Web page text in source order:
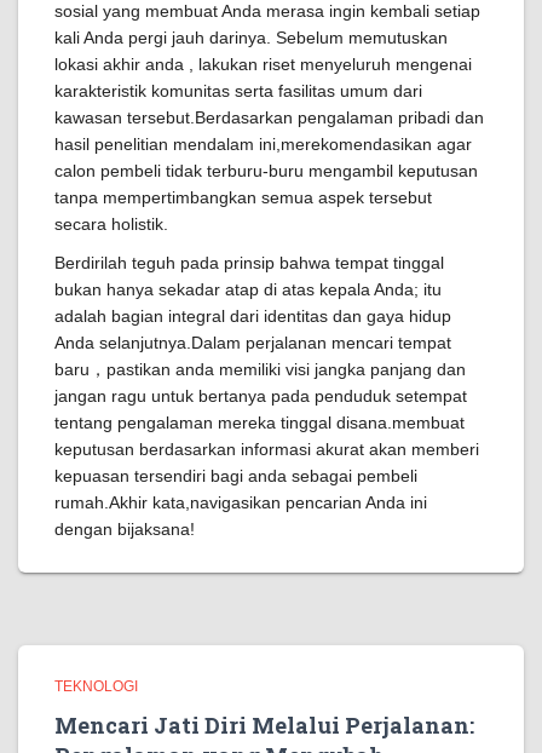
sosial yang membuat Anda merasa ingin kembali setiap
kali Anda pergi jauh darinya. Sebelum memutuskan
lokasi akhir anda , lakukan riset menyeluruh mengenai
karakteristik komunitas serta fasilitas umum dari
kawasan tersebut.Berdasarkan pengalaman pribadi dan
hasil penelitian mendalam ini,merekomendasikan agar
calon pembeli tidak terburu-buru mengambil keputusan
tanpa mempertimbangkan semua aspek tersebut
secara holistik.
Berdirilah teguh pada prinsip bahwa tempat tinggal
bukan hanya sekadar atap di atas kepala Anda; itu
adalah bagian integral dari identitas dan gaya hidup
Anda selanjutnya.Dalam perjalanan mencari tempat
baru，pastikan anda memiliki visi jangka panjang dan
jangan ragu untuk bertanya pada penduduk setempat
tentang pengalaman mereka tinggal disana.membuat
keputusan berdasarkan informasi akurat akan memberi
kepuasan tersendiri bagi anda sebagai pembeli
rumah.Akhir kata,navigasikan pencarian Anda ini
dengan bijaksana!
TEKNOLOGI
Mencari Jati Diri Melalui Perjalanan: